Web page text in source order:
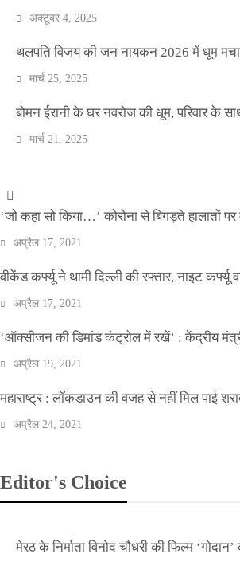
अक्टूबर 4, 2025
थलपति विजय की जन नायकन 2026 में धूम
मार्च 25, 2025
बोमन ईरानी के घर नवरोज की धूम, परिवार के
मार्च 21, 2025
वीकेंड कर्फ्यू ने थामी दिल्ली की
Official Desk
‘जो कहा सो किया…’ कोरोना से बिगड़ते हालातों
अप्रैल 17, 2021
वीकेंड कर्फ्यू ने थामी दिल्ली की रफ्तार, नाइट कर्फ्यू
अप्रैल 17, 2021
‘ऑक्सीजन की डिमांड कंट्रोल में रखें’ : केंद्रीय
अप्रैल 19, 2021
महाराष्ट्र : लॉकडाउन की वजह से नहीं मिल पाई
अप्रैल 24, 2021
Editor's Choice
मेरठ के निर्माता विनोद चौधरी की फिल्म